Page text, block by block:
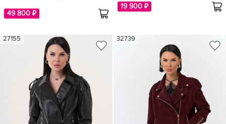
49 800 ₽
19 900 ₽
27155 32739